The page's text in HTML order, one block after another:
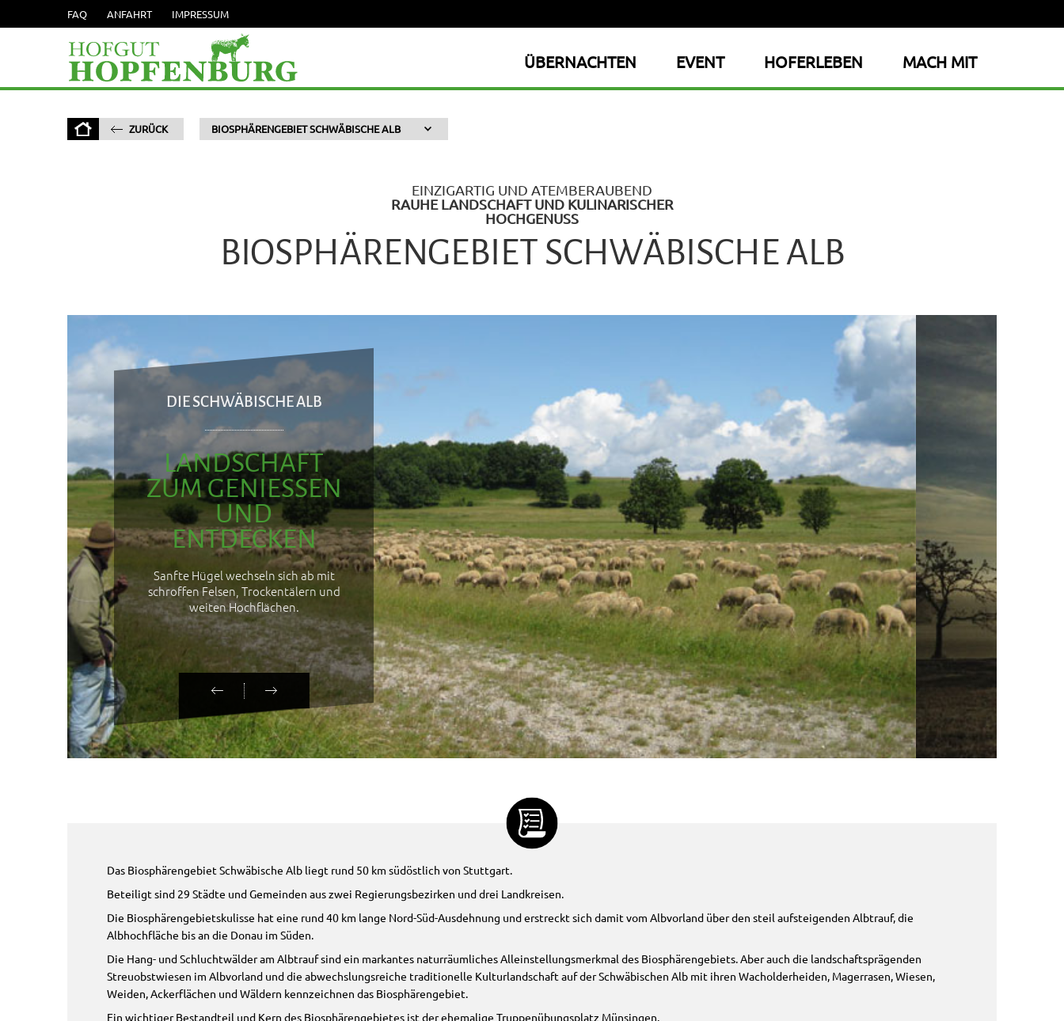
FAQ ANFAHRT IMPRESSUM
ÜBERNACHTEN EVENT HOFERLEBEN MACH MIT
ZURÜCK BIOSPHÄRENGEBIET SCHWÄBISCHE ALB
EINZIGARTIG UND ATEMBERAUBEND
RAUHE LANDSCHAFT UND KULINARISCHER
HOCHGENUSS
BIOSPHÄRENGEBIET SCHWÄBISCHE ALB
DIE SCHWÄBISCHE ALB
LANDSCHAFT
ZUM GENIESSEN
UND
ENTDECKEN
Sanfte Hügel wechseln sich ab mit
schroffen Felsen, Trockentälern und
weiten Hochflächen.
Das Biosphärengebiet Schwäbische Alb liegt rund 50 km südöstlich von Stuttgart.
Beteiligt sind 29 Städte und Gemeinden aus zwei Regierungsbezirken und drei Landkreisen.
Die Biosphärengebietskulisse hat eine rund 40 km lange Nord-Süd-Ausdehnung und erstreckt sich damit vom Albvorland über den steil aufsteigenden Albtrauf, die
Albhochfläche bis an die Donau im Süden.
Die Hang- und Schluchtwälder am Albtrauf sind ein markantes naturräumliches Alleinstellungsmerkmal des Biosphärengebiets. Aber auch die landschaftsprägenden
Streuobstwiesen im Albvorland und die abwechslungsreiche traditionelle Kulturlandschaft auf der Schwäbischen Alb mit ihren Wacholderheiden, Magerrasen, Wiesen,
Weiden, Ackerflächen und Wäldern kennzeichnen das Biosphärengebiet.
Ein wichtiger Bestandteil und Kern des Biosphärengebietes ist der ehemalige Truppenübungsplatz Münsingen.